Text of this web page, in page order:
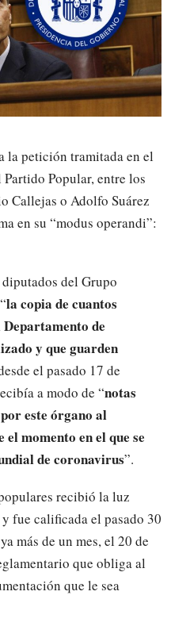
la petición tramitada en el
Popular, entre los
Callejas o Adolfo Suárez
en su “modus operandi”:
del Grupo
la copia de cuantos
de
y que guarden
el pasado 17 de
a modo de “notas
este órgano al
momento en el que se
de coronavirus”.
recibió la luz
fue calificada el pasado 30
más de un mes, el 20 de
que obliga al
que le sea